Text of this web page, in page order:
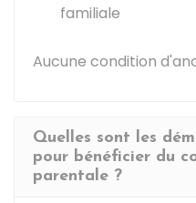
familiale
Aucune condition
Quelles sont les
pour bénéficier du
parentale ?